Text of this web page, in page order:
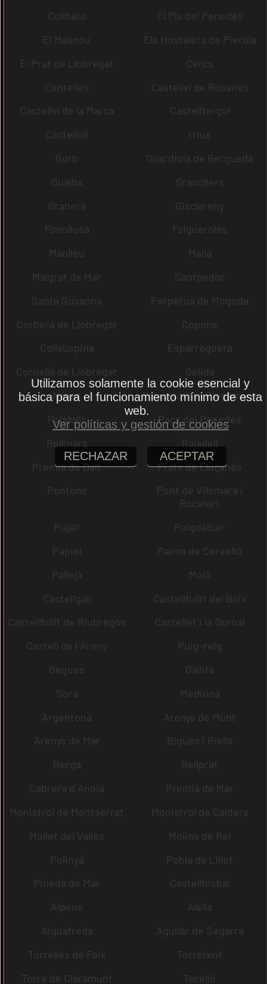
Collbató
El Pla del Penedès
El Masnou
Els Hostalets de Pierola
El Prat de Llobregat
Cercs
Centelles
Castellví de Rosanes
Castellví de la Marca
Castellterçol
Castellolí
rrius
Gurb
Guardiola de Berguedà
Gualba
Granollers
Granera
Gisclareny
Fonollosa
Folgueroles
Manlleu
Malla
Malgrat de Mar
Santpedor
Santa Susanna
Perpètua de Mogoda
Corbera de Llobregat
Copons
Collsuspina
Esparreguera
Cornellà de Llobregat
Gelida
Navas
Palau-solità i Plegamans
Palafolls
Pacs del Penedès
Rellinars
Rajadell
Premià de Dalt
Prats de Lluçanès
Pontons
Pont de Vilomara i
Rocafort
Pujalt
Puigdàlber
Papiol
Palma de Cervelló
Pallejà
Moià
Castellgalí
Castellfullit del Boix
Castellfollit de Riubregós
Castellet i la Gornal
Castell de l´Areny
Puig-reig
Begues
Gallifa
Sora
Mediona
Argentona
Arenys de Munt
Arenys de Mar
Bigues i Riells
Berga
Bellprat
Cabrera d´Anoia
Premià de Mar
Monistrol de Montserrat
Monistrol de Calders
Mollet del Vallès
Molins de Rei
Polinyà
Pobla de Lillet
Pineda de Mar
Castellbisbal
Alpens
Alella
Aiguafreda
Aguilar de Segarra
Torrelles de Foix
Torrelavit
Torre de Claramunt
Torelló
Utilizamos solamente la cookie esencial y
básica para el funcionamiento mínimo de esta
web.
Ver políticas y gestión de cookies
RECHAZAR ACEPTAR